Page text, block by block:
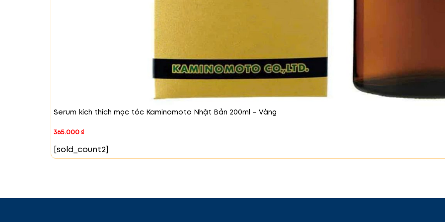
Serum kích thích mọc tóc Kaminomoto Nhật Bản 200ml – Vàng
365.000₫
[sold_count2]